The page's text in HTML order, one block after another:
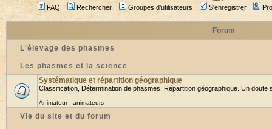
FAQ Rechercher Groupes d'utilisateurs S'enregistrer
Forum
L'élevage des phasmes
Les phasmes et la science
Systématique et répartition géographique
Classification, Détermination de phasmes, Répartition géographique. Un doute
Animateur : animateurs
Vie du site et du forum